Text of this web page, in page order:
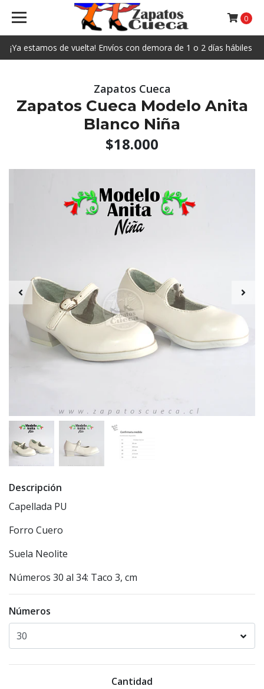
¡Ya estamos de vuelta! Envíos con demora de 1 o 2 días hábiles
0
Zapatos Cueca
Zapatos Cueca Modelo Anita
Blanco Niña
$18.000
Descripción
Capellada PU
Forro Cuero
Suela Neolite
Números 30 al 34: Taco 3, cm
Números
Cantidad